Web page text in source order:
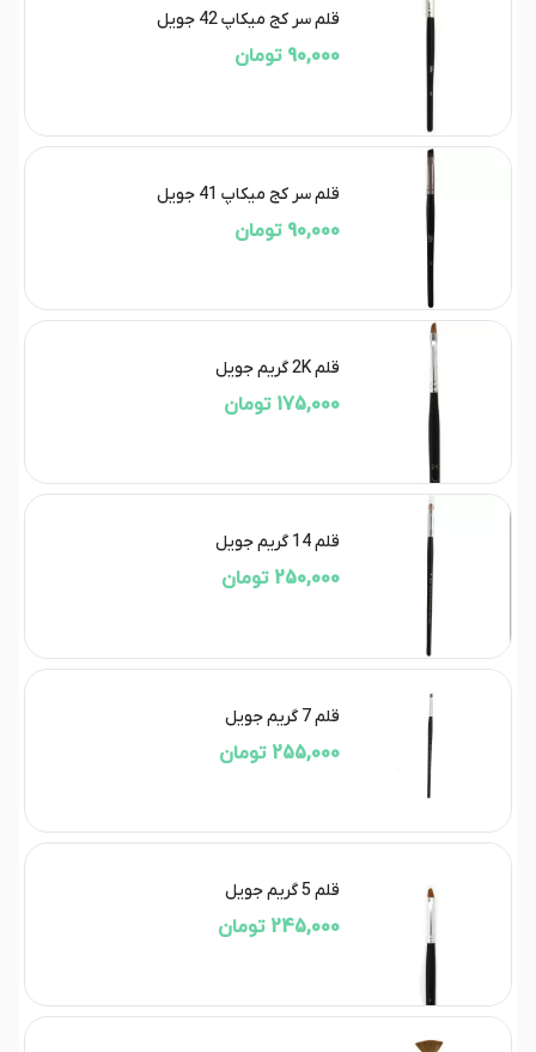
قلم سر کج میکاپ 42 جویل
90,000 تومان
قلم سر کج میکاپ 41 جویل
90,000 تومان
قلم 2K گریم جویل
175,000 تومان
قلم 14 گریم جویل
250,000 تومان
قلم 7 گریم جویل
255,000 تومان
قلم 5 گریم جویل
245,000 تومان